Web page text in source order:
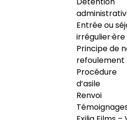
Entrée ou
irrégulier·ère
Principe de
refoulement
Procédure
d’asile
Renvoi